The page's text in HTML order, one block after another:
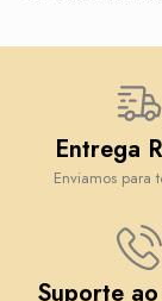
Entrega
Enviamos para
Suporte